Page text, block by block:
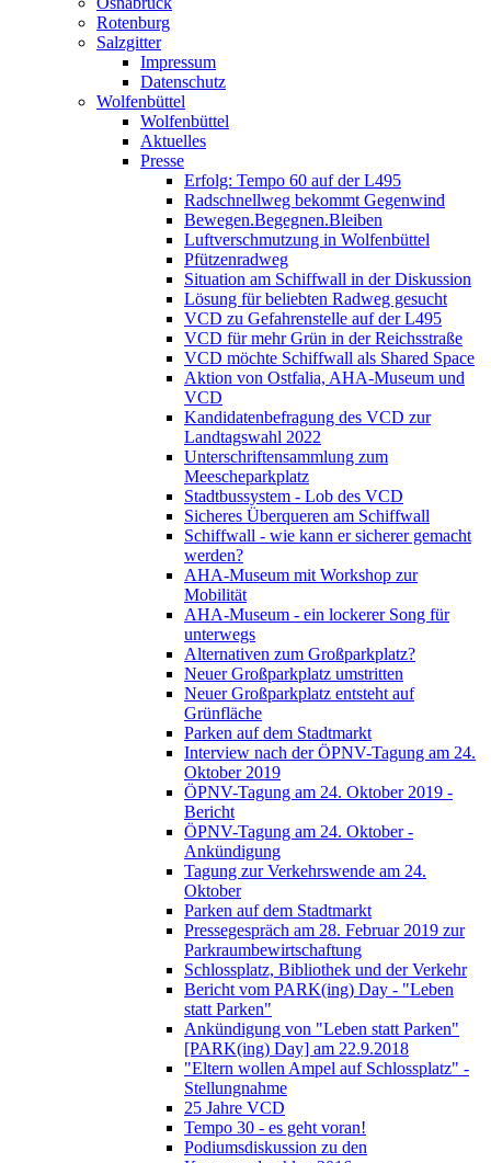
Rotenburg
Salzgitter
Impressum
Datenschutz
Wolfenbüttel
Wolfenbüttel
Aktuelles
Presse
Erfolg: Tempo 60 auf der L495
Radschnellweg bekommt Gegenwind
Bewegen.Begegnen.Bleiben
Luftverschmutzung in Wolfenbüttel
Pfützenradweg
Situation am Schiffwall in der Diskussion
Lösung für beliebten Radweg gesucht
VCD zu Gefahrenstelle auf der L495
VCD für mehr Grün in der Reichsstraße
VCD möchte Schiffwall als Shared Space
Aktion von Ostfalia, AHA-Museum und
VCD
Kandidatenbefragung des VCD zur
Landtagswahl 2022
Unterschriftensammlung zum
Meescheparkplatz
Stadtbussystem - Lob des VCD
Sicheres Überqueren am Schiffwall
Schiffwall - wie kann er sicherer gemacht
werden?
AHA-Museum mit Workshop zur
Mobilität
AHA-Museum - ein lockerer Song für
unterwegs
Alternativen zum Großparkplatz?
Neuer Großparkplatz umstritten
Neuer Großparkplatz entsteht auf
Grünfläche
Parken auf dem Stadtmarkt
Interview nach der ÖPNV-Tagung am 24.
Oktober 2019
ÖPNV-Tagung am 24. Oktober 2019 -
Bericht
ÖPNV-Tagung am 24. Oktober -
Ankündigung
Tagung zur Verkehrswende am 24.
Oktober
Parken auf dem Stadtmarkt
Pressegespräch am 28. Februar 2019 zur
Parkraumbewirtschaftung
Schlossplatz, Bibliothek und der Verkehr
Bericht vom PARK(ing) Day - "Leben
statt Parken"
Ankündigung von "Leben statt Parken"
[PARK(ing) Day] am 22.9.2018
"Eltern wollen Ampel auf Schlossplatz" -
Stellungnahme
25 Jahre VCD
Tempo 30 - es geht voran!
Podiumsdiskussion zu den